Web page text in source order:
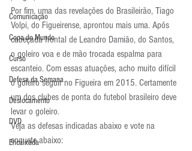
Comunicação
Copa do Mundo
Curso
Defesa da Semana
Deslocamento
DVD
Encaixada
Por fim, uma das revelações do Brasileirão, Tiago
Volpi, do Figueirense, aprontou mais uma. Após
cabeçada frontal de Leandro Damião, do Santos,
o goleiro voa e de mão trocada espalma para
escanteio. Com essas atuações, acho muito difícil
o goleiro seguir no Figueira em 2015. Certamente
um dos clubes de ponta do futebol brasileiro deve
levar o goleiro.
Veja as defesas indicadas abaixo e vote na
enquete abaixo: